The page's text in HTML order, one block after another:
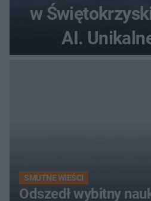
w
AI.
SMUTNE WIEŚCI
Odszedł wybitny